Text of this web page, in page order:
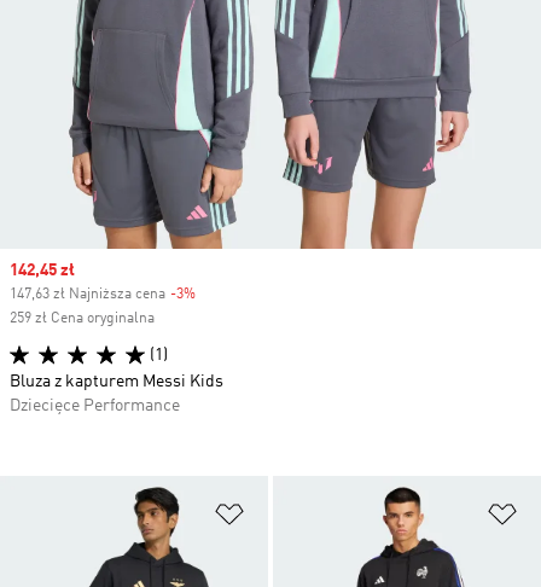
Dodaj do listy życzeń
Sale price
142,45 zł
147,63 zł Najniższa cena -3%
259 zł Cena oryginalna
(1)
Bluza z kapturem Messi Kids
Dziecięce Performance